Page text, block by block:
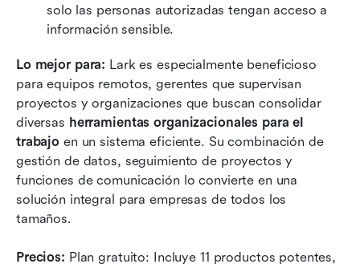
solo las personas autorizadas tengan acceso a
información sensible.
Lo mejor para: Lark es especialmente beneficioso
para equipos remotos, gerentes que supervisan
proyectos y organizaciones que buscan consolidar
diversas herramientas organizacionales para el
trabajo en un sistema eficiente. Su combinación de
gestión de datos, seguimiento de proyectos y
funciones de comunicación lo convierte en una
solución integral para empresas de todos los
tamaños.
Precios: Plan gratuito: Incluye 11 productos potentes,